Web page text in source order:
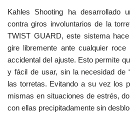
Kahles Shooting ha desarrollado
contra giros involuntarios de la
TWIST GUARD, este sistema
gire libremente ante cualquier
accidental del ajuste. Esto permite
y fácil de usar, sin la necesidad de
las torretas. Evitando a su vez los
mismas en situaciones de estrés,
con ellas precipitadamente sin